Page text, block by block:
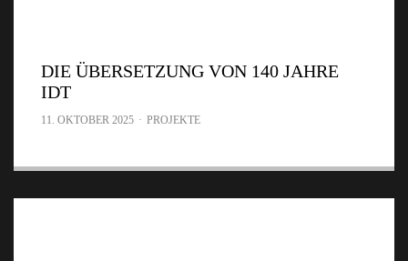
DIE ÜBERSETZUNG VON 140 JAHRE
IDT
11. OKTOBER 2025 · PROJEKTE